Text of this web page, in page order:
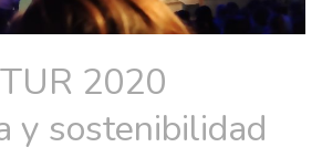
2020
y sostenibilidad